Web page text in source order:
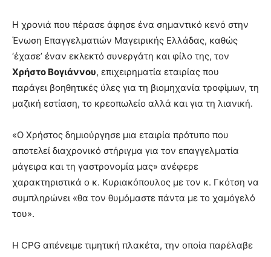
Η χρονιά που πέρασε άφησε ένα σημαντικό κενό στην
Ένωση Επαγγελματιών Μαγειρικής Ελλάδας, καθώς
‘έχασε’ έναν εκλεκτό συνεργάτη και φίλο της, τον
Χρήστο Βογιάννου, επιχειρηματία εταιρίας που
παράγει βoηθητικές ύλες για τη βιομηχανία τροφίμων, τη
μαζική εστίαση, το κρεοπωλείο αλλά και για τη λιανική.
«Ο Χρήστος δημιούργησε μια εταιρία πρότυπο που
αποτελεί διαχρονικό στήριγμα για τον επαγγελματία
μάγειρα και τη γαστρονομία μας» ανέφερε
χαρακτηριστικά ο κ. Κυριακόπουλος με τον κ. Γκότση να
συμπληρώνει «θα τον θυμόμαστε πάντα με το χαμόγελό
του».
Η CPG απένειμε τιμητική πλακέτα, την οποία παρέλαβε